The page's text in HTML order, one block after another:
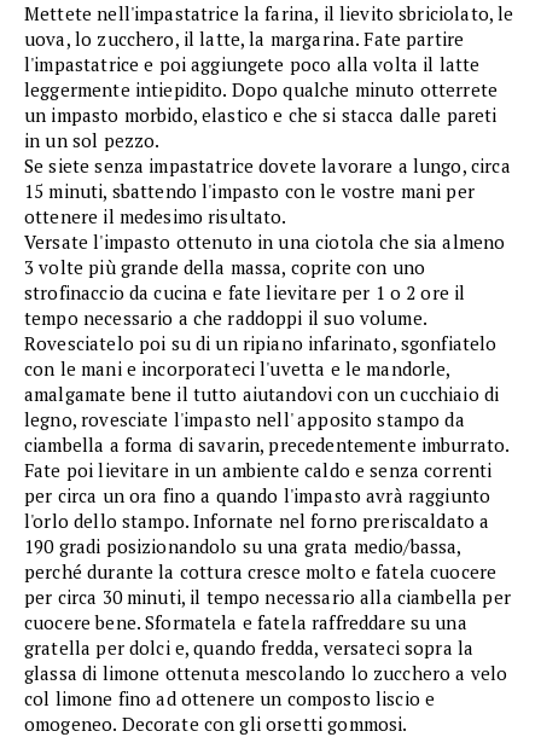
Mettete nell'impastatrice la farina, il lievito sbriciolato, le
uova, lo zucchero, il latte, la margarina. Fate partire
l'impastatrice e poi aggiungete poco alla volta il latte
leggermente intiepidito. Dopo qualche minuto otterrete
un impasto morbido, elastico e che si stacca dalle pareti
in un sol pezzo.
Se siete senza impastatrice dovete lavorare a lungo, circa
15 minuti, sbattendo l'impasto con le vostre mani per
ottenere il medesimo risultato.
Versate l'impasto ottenuto in una ciotola che sia almeno
3 volte più grande della massa, coprite con uno
strofinaccio da cucina e fate lievitare per 1 o 2 ore il
tempo necessario a che raddoppi il suo volume.
Rovesciatelo poi su di un ripiano infarinato, sgonfiatelo
con le mani e incorporateci l'uvetta e le mandorle,
amalgamate bene il tutto aiutandovi con un cucchiaio di
legno, rovesciate l'impasto nell' apposito stampo da
ciambella a forma di savarin, precedentemente imburrato.
Fate poi lievitare in un ambiente caldo e senza correnti
per circa un ora fino a quando l'impasto avrà raggiunto
l'orlo dello stampo. Infornate nel forno preriscaldato a
190 gradi posizionandolo su una grata medio/bassa,
perché durante la cottura cresce molto e fatela cuocere
per circa 30 minuti, il tempo necessario alla ciambella per
cuocere bene. Sformatela e fatela raffreddare su una
gratella per dolci e, quando fredda, versateci sopra la
glassa di limone ottenuta mescolando lo zucchero a velo
col limone fino ad ottenere un composto liscio e
omogeneo. Decorate con gli orsetti gommosi.